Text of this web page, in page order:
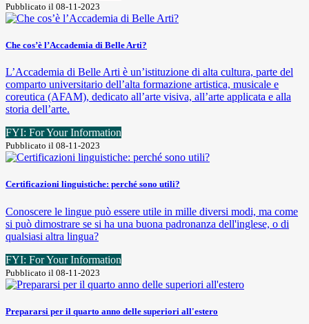
Pubblicato il 08-11-2023
Che cos’è l’Accademia di Belle Arti?
L’Accademia di Belle Arti è un’istituzione di alta cultura, parte del
comparto universitario dell’alta formazione artistica, musicale e
coreutica (AFAM), dedicato all’arte visiva, all’arte applicata e alla
storia dell’arte.
FYI: For Your Information
Pubblicato il 08-11-2023
Certificazioni linguistiche: perché sono utili?
Conoscere le lingue può essere utile in mille diversi modi, ma come
si può dimostrare se si ha una buona padronanza dell'inglese, o di
qualsiasi altra lingua?
FYI: For Your Information
Pubblicato il 08-11-2023
Prepararsi per il quarto anno delle superiori all'estero